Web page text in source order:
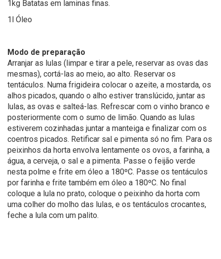
1kg Batatas em laminas finas.
1l Óleo
Modo de preparação
Arranjar as lulas (limpar e tirar a pele, reservar as ovas das
mesmas), cortá-las ao meio, ao alto. Reservar os
tentáculos. Numa frigideira colocar o azeite, a mostarda, os
alhos picados, quando o alho estiver translúcido, juntar as
lulas, as ovas e salteá-las. Refrescar com o vinho branco e
posteriormente com o sumo de limão. Quando as lulas
estiverem cozinhadas juntar a manteiga e finalizar com os
coentros picados. Retificar sal e pimenta só no fim. Para os
peixinhos da horta envolva lentamente os ovos, a farinha, a
água, a cerveja, o sal e a pimenta. Passe o feijão verde
nesta polme e frite em óleo a 180ºC. Passe os tentáculos
por farinha e frite também em óleo a 180ºC. No final
coloque a lula no prato, coloque o peixinho da horta com
uma colher do molho das lulas, e os tentáculos crocantes,
feche a lula com um palito.